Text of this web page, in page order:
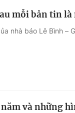
mỗi bản tin
nhà báo Lê Bình
và những